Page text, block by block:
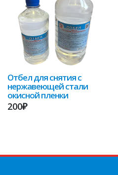
Отбел для снятия с
нержавеющей стали
окисной пленки
200₽